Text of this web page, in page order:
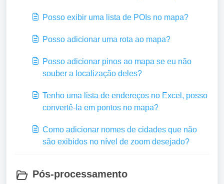
Posso exibir uma lista de POIs no mapa?
Posso adicionar uma rota ao mapa?
Posso adicionar pinos ao mapa se eu não
souber a localização deles?
Tenho uma lista de endereços no Excel, posso
convertê-la em pontos no mapa?
Como adicionar nomes de cidades que não
são exibidos no nível de zoom desejado?
Pós-processamento